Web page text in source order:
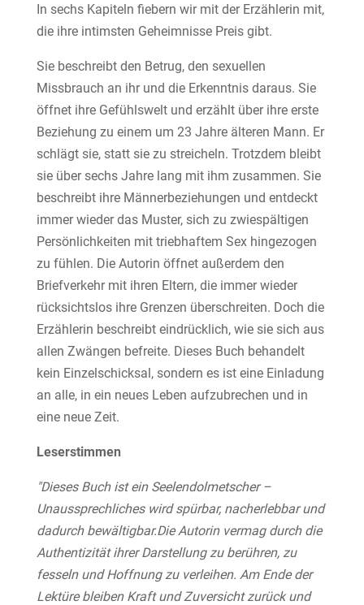
In sechs Kapiteln fiebern wir mit der Erzählerin mit,
die ihre intimsten Geheimnisse Preis gibt.
Sie beschreibt den Betrug, den sexuellen
Missbrauch an ihr und die Erkenntnis daraus. Sie
öffnet ihre Gefühlswelt und erzählt über ihre erste
Beziehung zu einem um 23 Jahre älteren Mann. Er
schlägt sie, statt sie zu streicheln. Trotzdem bleibt
sie über sechs Jahre lang mit ihm zusammen. Sie
beschreibt ihre Männerbeziehungen und entdeckt
immer wieder das Muster, sich zu zwiespältigen
Persönlichkeiten mit triebhaftem Sex hingezogen
zu fühlen. Die Autorin öffnet außerdem den
Briefverkehr mit ihren Eltern, die immer wieder
rücksichtslos ihre Grenzen überschreiten. Doch die
Erzählerin beschreibt eindrücklich, wie sie sich aus
allen Zwängen befreite. Dieses Buch behandelt
kein Einzelschicksal, sondern es ist eine Einladung
an alle, in ein neues Leben aufzubrechen und in
eine neue Zeit.
Leserstimmen
"Dieses Buch ist ein Seelendolmetscher –
Unaussprechliches wird spürbar, nacherlebbar und
dadurch bewältigbar.Die Autorin vermag durch die
Authentizität ihrer Darstellung zu berühren, zu
fesseln und Hoffnung zu verleihen. Am Ende der
Lektüre bleiben Kraft und Zuversicht zurück und